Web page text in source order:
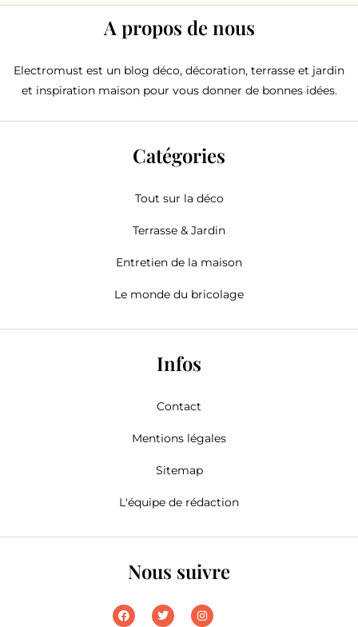
A propos de nous
Electromust est un blog déco, décoration, terrasse et jardin
et inspiration maison pour vous donner de bonnes idées.
Catégories
Tout sur la déco
Terrasse & Jardin
Entretien de la maison
Le monde du bricolage
Infos
Contact
Mentions légales
Sitemap
L'équipe de rédaction
Nous suivre